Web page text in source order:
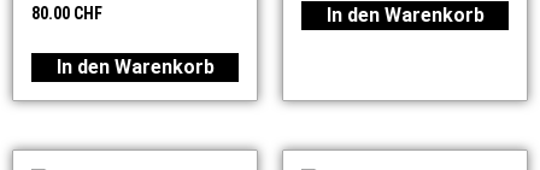
80.00 CHF
In den Warenkorb
In den Warenkorb